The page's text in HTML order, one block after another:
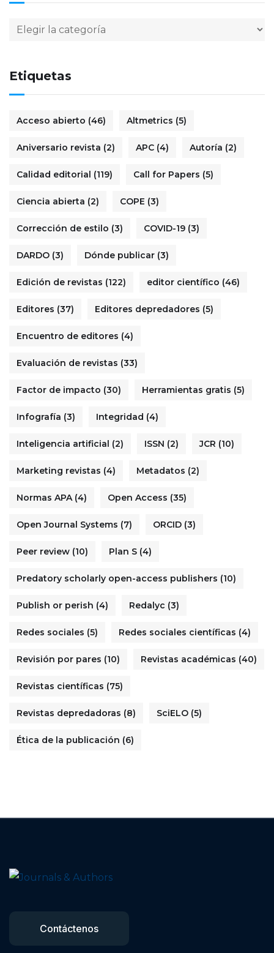
Etiquetas
Acceso abierto (46) Altmetrics (5)
Aniversario revista (2) APC (4) Autoría (2)
Calidad editorial (119) Call for Papers (5)
Ciencia abierta (2) COPE (3)
Corrección de estilo (3) COVID-19 (3)
DARDO (3) Dónde publicar (3)
Edición de revistas (122) editor científico (46)
Editores (37) Editores depredadores (5)
Encuentro de editores (4)
Evaluación de revistas (33)
Factor de impacto (30) Herramientas gratis (5)
Infografía (3) Integridad (4)
Inteligencia artificial (2) ISSN (2) JCR (10)
Marketing revistas (4) Metadatos (2)
Normas APA(4) Open Access (35)
Open Journal Systems (7) ORCID (3)
Peer review (10) Plan S (4)
Predatory scholarly open-access publishers (10)
Publish or perish (4) Redalyc (3)
Redes sociales (5) Redes sociales científicas (4)
Revisión por pares (10) Revistas académicas (40)
Revistas científicas (75)
Revistas depredadoras (8) SciELO (5)
Ética de la publicación (6)
Contáctenos